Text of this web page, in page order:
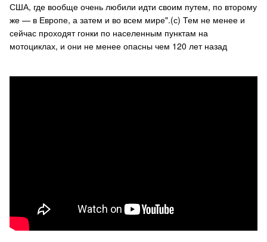
США, где вообще очень любили идти своим путем, по второму
же — в Европе, а затем и во всем мире".(с) Тем не менее и
сейчас проходят гонки по населенным пунктам на
мотоциклах, и они не менее опасны чем 120 лет назад